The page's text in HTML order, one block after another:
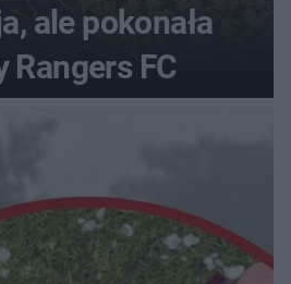
ale pokonała
Rangers FC